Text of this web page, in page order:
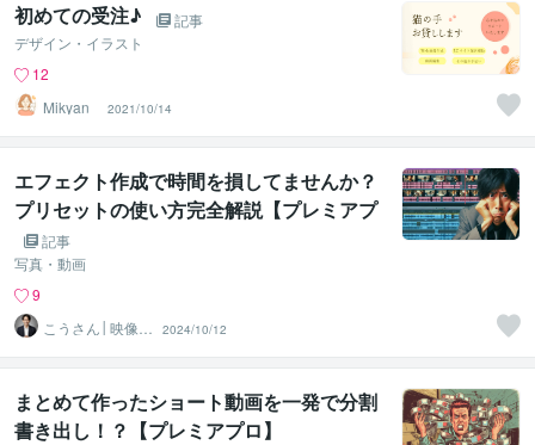
初めての受注♪
記事
デザイン・イラスト
12
Mikyan_
2021/10/14
エフェクト作成で時間を損してませんか？
プリセットの使い方完全解説【プレミアプ
ロ】」
記事
写真・動画
9
こうさん│映像×
AI×SNS
2024/10/12
まとめて作ったショート動画を一発で分割
書き出し！？【プレミアプロ】